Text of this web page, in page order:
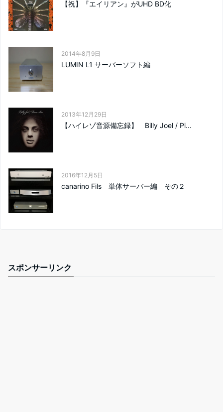
【祝】『エイリアン』がUHD BD化
2014年8月9日
LUMIN L1 サーバーソフト編
2013年12月29日
【ハイレゾ音源備忘録】 Billy Joel / Pi...
2016年12月5日
canarino Fils 単体サーバー編 その２
スポンサーリンク